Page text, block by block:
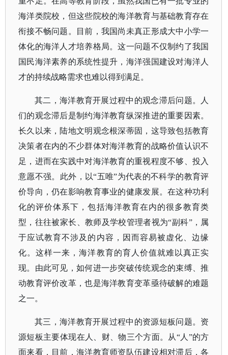
海洋类院校，但这些院校的海洋教育与基础教育存在
衔接不畅问题。目前，我国尚未真正形成大中小学一
体化的海洋人才培养格局。这一问题不仅制约了我国
国民海洋素养的系统性提升，海洋强国建设对海洋人
才的持续战略需求也难以得到满足。
其二，海洋教育开展过程中的观念滞后问题。人
们的观念滞后是制约海洋教育纵深推进的重要因素。
长久以来，陆地文明观念根深蒂固，这导致包括教育
决策者在内的不少群体对海洋教育的战略价值认识不
足，进而在实践中对海洋教育的重视程度不够、投入
意愿不强。此外，以“五唯”为代表的不科学的教育评
价导向，仍在影响教育事业的健康发展。在这种功利
化的评价体系下，包括海洋教育在内的很多教育类
型，往往被家长、教师及学校管理者视为“副科”，属
于应试教育不涉及的内容，因而容易被虚化、边缘
化。这样一来，海洋教育的育人价值就难以真正实
现。由此可见，如何进一步突破传统观念的束缚、推
动教育评价改革，也是海洋教育变革亟待破解的难题
之一。
其三，海洋教育开展过程中的资源短板问题。资
源短板主要体现在人、财、物三个方面。从“人”的方
面来看，目前，海洋教育师资队伍建设相对滞后，各